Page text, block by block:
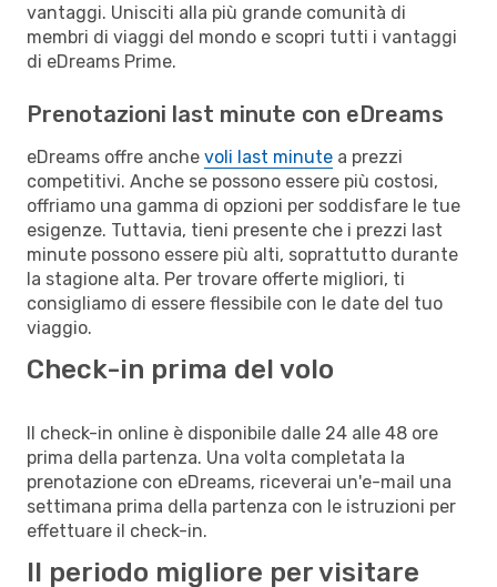
vantaggi. Unisciti alla più grande comunità di
membri di viaggi del mondo e scopri tutti i vantaggi
di eDreams Prime.
Prenotazioni last minute con eDreams
eDreams offre anche voli last minute a prezzi
competitivi. Anche se possono essere più costosi,
offriamo una gamma di opzioni per soddisfare le tue
esigenze. Tuttavia, tieni presente che i prezzi last
minute possono essere più alti, soprattutto durante
la stagione alta. Per trovare offerte migliori, ti
consigliamo di essere flessibile con le date del tuo
viaggio.
Check-in prima del volo
Il check-in online è disponibile dalle 24 alle 48 ore
prima della partenza. Una volta completata la
prenotazione con eDreams, riceverai un'e-mail una
settimana prima della partenza con le istruzioni per
effettuare il check-in.
Il periodo migliore per visitare